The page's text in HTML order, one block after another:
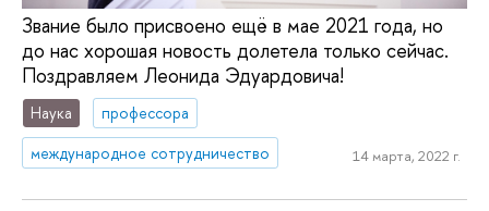
Звание было присвоено ещё в мае 2021 года, но
до нас хорошая новость долетела только сейчас.
Поздравляем Леонида Эдуардовича!
Наука
профессора
международное сотрудничество
14 марта, 2022 г.